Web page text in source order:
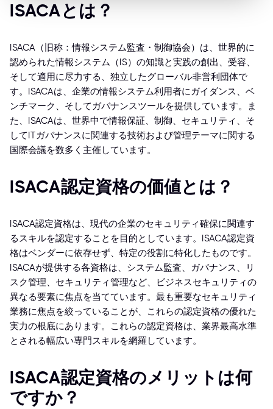
ISACAとは？
ISACA（旧称：情報システム監査・制御協会）は、世界的に
認められた情報システム（IS）の知識と実践の創出、受容、
そして適用に尽力する、独立したグローバル非営利団体で
す。ISACAは、企業の情報システム利用者にガイダンス、ベ
ンチマーク、そしてガバナンスツールを提供しています。ま
た、ISACAは、世界中で情報保証、制御、セキュリティ、そ
してITガバナンスに関連する技術および管理テーマに関する
国際会議を数多く主催しています。
ISACA認定資格の価値とは？
ISACA認定資格は、現代の企業のセキュリティ確保に関連す
るスキルを認定することを目的としています。ISACA認定資
格はベンダーに依存せず、特定の役割に特化したものです。
ISACAが提供する各資格は、システム監査、ガバナンス、リ
スク管理、セキュリティ管理など、ビジネスセキュリティの
異なる要素に焦点を当てています。最も重要なセキュリティ
業務に焦点を絞っていることが、これらの認定資格の優れた
実力の根底にあります。これらの認定資格は、業界最高水準
とされる幅広い専門スキルを網羅しています。
ISACA認定資格のメリットは何
ですか？